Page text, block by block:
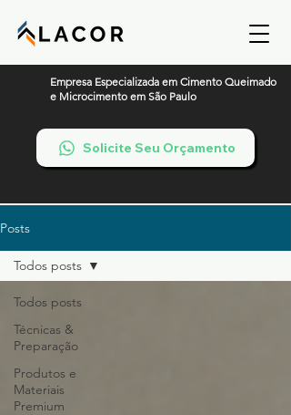
Empresa Especializada em Cimento Queimado
e Microcimento em São Paulo
Solicite Seu Orçamento
Posts
Todos posts
Técnicas &
Preparação
Produtos e
Materiais
Premium
Todos posts